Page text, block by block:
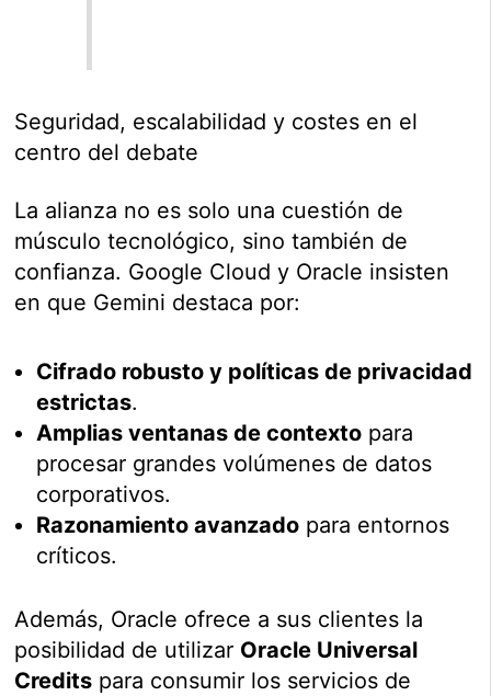
Seguridad, escalabilidad y costes en el
centro del debate
La alianza no es solo una cuestión de
músculo tecnológico, sino también de
confianza. Google Cloud y Oracle insisten
en que Gemini destaca por:
Cifrado robusto y políticas de privacidad
estrictas.
Amplias ventanas de contexto para
procesar grandes volúmenes de datos
corporativos.
Razonamiento avanzado para entornos
críticos.
Además, Oracle ofrece a sus clientes la
posibilidad de utilizar Oracle Universal
Credits para consumir los servicios de